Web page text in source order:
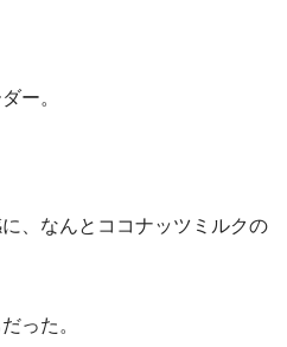
ー。
、なんとココナッツミルクの
った。